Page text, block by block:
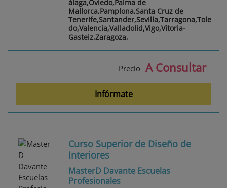
álaga,Oviedo,Palma de
Mallorca,Pamplona,Santa Cruz de
Tenerife,Santander,Sevilla,Tarragona,Tole
do,Valencia,Valladolid,Vigo,Vitoria-
Gasteiz,Zaragoza,
Precio A Consultar
Infórmate
Curso Superior de Diseño de
Interiores
MasterD Davante Escuelas
Profesionales